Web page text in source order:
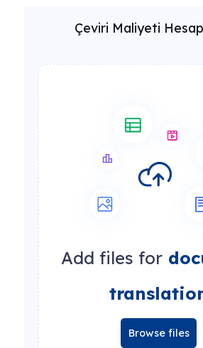
Çeviri Maliyeti
Add files for
Browse files